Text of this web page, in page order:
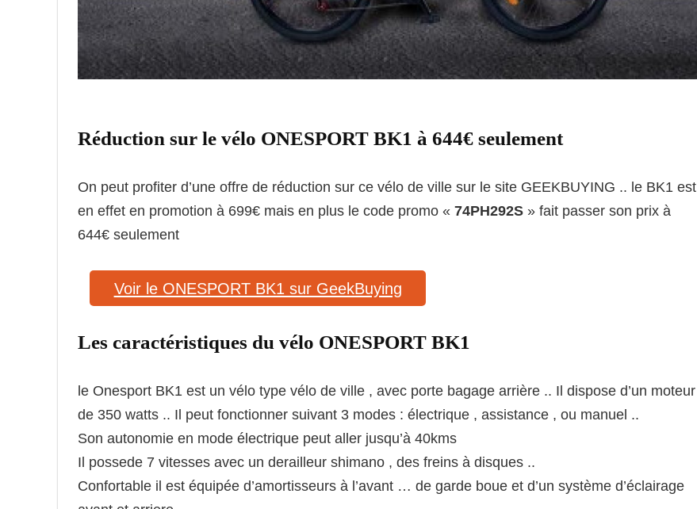
Réduction sur le vélo ONESPORT BK1 à 644€ seulement
On peut profiter d’une offre de réduction sur ce vélo de ville sur le site GEEKBUYING .. le BK1 est
en effet en promotion à 699€ mais en plus le code promo « 74PH292S » fait passer son prix à
644€ seulement
Voir le ONESPORT BK1 sur GeekBuying
Les caractéristiques du vélo ONESPORT BK1
le Onesport BK1 est un vélo type vélo de ville , avec porte bagage arrière .. Il dispose d’un moteur
de 350 watts .. Il peut fonctionner suivant 3 modes : électrique , assistance , ou manuel ..
Son autonomie en mode électrique peut aller jusqu’à 40kms
Il possede 7 vitesses avec un derailleur shimano , des freins à disques ..
Confortable il est équipée d’amortisseurs à l’avant … de garde boue et d’un système d’éclairage